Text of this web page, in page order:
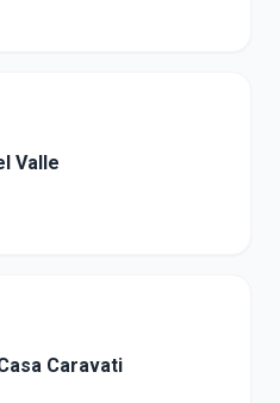
Valle
Caravati